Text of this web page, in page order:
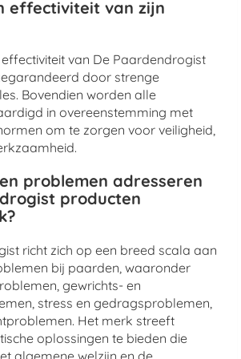
effectiviteit van zijn
van De Paardendrogist
door strenge
Bovendien worden alle
in overeenstemming met
om te zorgen voor veiligheid,
problemen adresseren
producten
richt zich op een breed scala aan
bij paarden, waaronder
gewrichts- en
stress en gedragsproblemen,
Het merk streeft
oplossingen te bieden die
algemene welzijn en de